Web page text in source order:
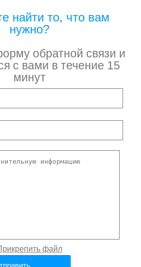
найти то, что вам
нужно?
обратной связи и
с вами в течение 15
минут